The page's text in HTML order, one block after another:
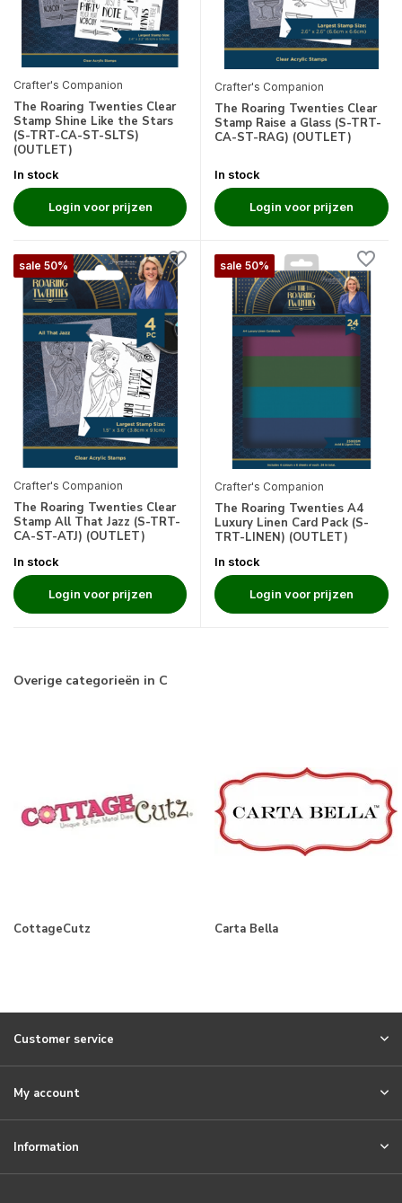
Crafter's Companion
The Roaring Twenties Clear
Stamp Shine Like the Stars
(S-TRT-CA-ST-SLTS)
(OUTLET)
In stock
Login voor prijzen
Crafter's Companion
The Roaring Twenties Clear
Stamp Raise a Glass (S-TRT-
CA-ST-RAG) (OUTLET)
In stock
Login voor prijzen
sale 50%
Crafter's Companion
The Roaring Twenties Clear
Stamp All That Jazz (S-TRT-
CA-ST-ATJ) (OUTLET)
In stock
Login voor prijzen
sale 50%
Crafter's Companion
The Roaring Twenties A4
Luxury Linen Card Pack (S-
TRT-LINEN) (OUTLET)
In stock
Login voor prijzen
Overige categorieën in C
CottageCutz Carta Bella
Customer service
My account
Information